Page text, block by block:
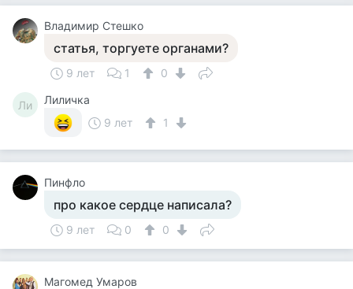
Владимир Стешко
статья, торгуете органами?
9 лет 1 0
Ли
Лиличка
9 лет
1
Пинфло
про какое сердце написала?
9 лет 0 0
Магомед Умаров